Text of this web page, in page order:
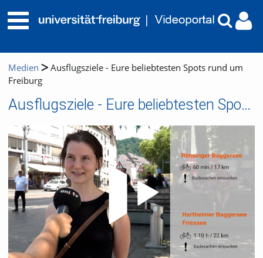
Medien
Ausflugsziele - Eure beliebtesten Spots rund um
Freiburg
Ausflugsziele - Eure beliebtesten Spots rund um Freiburg